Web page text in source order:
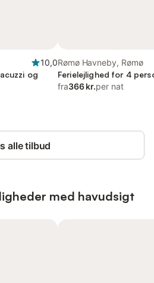
10,0
og
Rømø Havneby, Rømø
Ferielejlighed for 4
fra366 kr.per nat
alle tilbud
med havudsigt